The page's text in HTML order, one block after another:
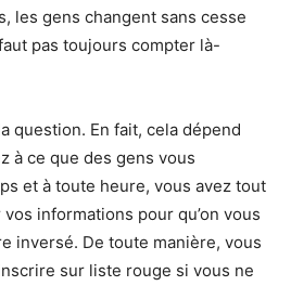
les gens changent sans cesse
pas toujours compter là-
question. En fait, cela dépend
à ce que des gens vous
et à toute heure, vous avez tout
informations pour qu’on vous
inversé. De toute manière, vous
sur liste rouge si vous ne